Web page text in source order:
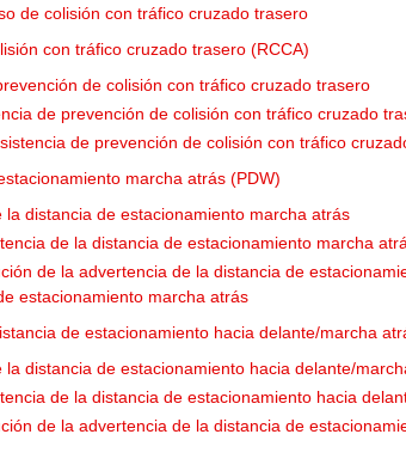
de colisión con tráfico cruzado trasero
con tráfico cruzado trasero (RCCA)
de colisión con tráfico cruzado trasero
de prevención de colisión con tráfico cruzado
de prevención de colisión con tráfico
marcha atrás (PDW)
distancia de estacionamiento marcha atrás
de la distancia de estacionamiento marcha
de la advertencia de la distancia de
estacionamiento marcha atrás
de estacionamiento hacia delante/marcha
distancia de estacionamiento hacia delante/
de la distancia de estacionamiento hacia
de la advertencia de la distancia de